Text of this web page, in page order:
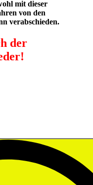
mit dieser
von den
verabschieden.
der